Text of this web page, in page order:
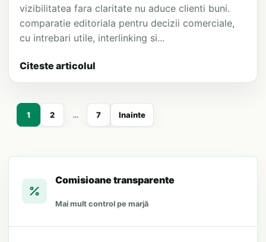
vizibilitatea fara claritate nu aduce clienti buni.
comparatie editoriala pentru decizii comerciale,
cu intrebari utile, interlinking si...
Citeste articolul
1 2 … 7 Inainte
Comisioane transparente
Mai mult control pe marjă